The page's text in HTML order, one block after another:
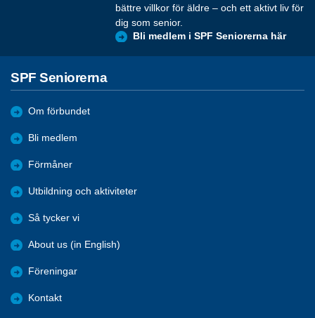
bättre villkor för äldre – och ett aktivt liv för
dig som senior.
Bli medlem i SPF Seniorerna här
SPF Seniorerna
Om förbundet
Bli medlem
Förmåner
Utbildning och aktiviteter
Så tycker vi
About us (in English)
Föreningar
Kontakt